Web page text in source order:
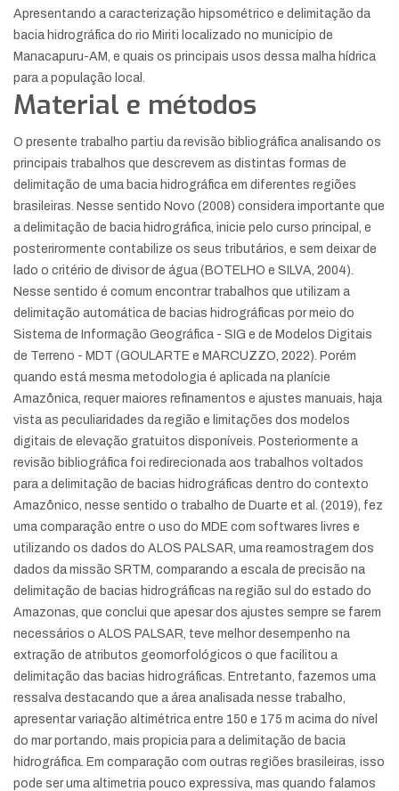
Apresentando a caracterização hipsométrico e delimitação da
bacia hidrográfica do rio Miriti localizado no município de
Manacapuru-AM, e quais os principais usos dessa malha hídrica
para a população local.
Material e métodos
O presente trabalho partiu da revisão bibliográfica analisando os
principais trabalhos que descrevem as distintas formas de
delimitação de uma bacia hidrográfica em diferentes regiões
brasileiras. Nesse sentido Novo (2008) considera importante que
a delimitação de bacia hidrográfica, inicie pelo curso principal, e
posterirormente contabilize os seus tributários, e sem deixar de
lado o critério de divisor de água (BOTELHO e SILVA, 2004).
Nesse sentido é comum encontrar trabalhos que utilizam a
delimitação automática de bacias hidrográficas por meio do
Sistema de Informação Geográfica - SIG e de Modelos Digitais
de Terreno - MDT (GOULARTE e MARCUZZO, 2022). Porém
quando está mesma metodologia é aplicada na planície
Amazônica, requer maiores refinamentos e ajustes manuais, haja
vista as peculiaridades da região e limitações dos modelos
digitais de elevação gratuitos disponíveis. Posteriormente a
revisão bibliográfica foi redirecionada aos trabalhos voltados
para a delimitação de bacias hidrográficas dentro do contexto
Amazônico, nesse sentido o trabalho de Duarte et al. (2019), fez
uma comparação entre o uso do MDE com softwares livres e
utilizando os dados do ALOS PALSAR, uma reamostragem dos
dados da missão SRTM, comparando a escala de precisão na
delimitação de bacias hidrográficas na região sul do estado do
Amazonas, que conclui que apesar dos ajustes sempre se farem
necessários o ALOS PALSAR, teve melhor desempenho na
extração de atributos geomorfológicos o que facilitou a
delimitação das bacias hidrográficas. Entretanto, fazemos uma
ressalva destacando que a área analisada nesse trabalho,
apresentar variação altimétrica entre 150 e 175 m acima do nível
do mar portando, mais propicia para a delimitação de bacia
hidrográfica. Em comparação com outras regiões brasileiras, isso
pode ser uma altimetria pouco expressiva, mas quando falamos